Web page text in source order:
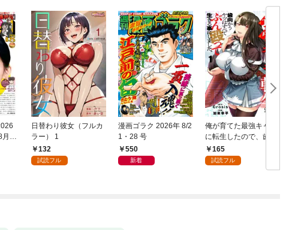
7
日替わり彼女（フルカ
ラー） 1
132
試読フル
漫画ゴラク 2026年 8/2
1・28 号
550
新着
俺が育てた最強キャラ
に転生したので、歯向
かうヤツはすべてぶん
殴って生きる事にしま
165
試読フル